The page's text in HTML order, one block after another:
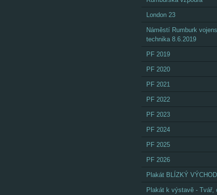
London 23
Náměstí Rumburk
technika 8.6.2019
PF 2019
PF 2020
PF 2021
PF 2022
PF 2023
PF 2024
PF 2025
PF 2026
Plakát BLÍZKÝ
Plakát k výstavě - Tvář,